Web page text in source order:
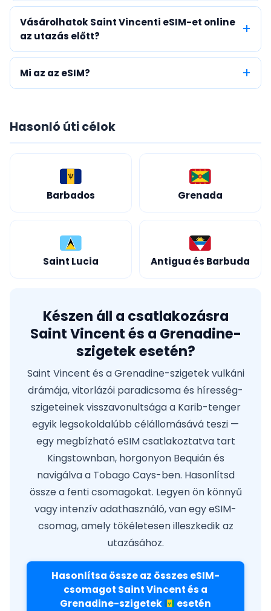
Vásárolhatok Saint Vincenti eSIM-et online
az utazás előtt?
Mi az az eSIM?
Hasonló úti célok
Barbados Grenada
Saint Lucia Antigua és Barbuda
Készen áll a csatlakozásra
Saint Vincent és a Grenadine-
szigetek esetén?
Saint Vincent és a Grenadine-szigetek vulkáni
drámája, vitorlázói paradicsoma és híresség-
szigeteinek visszavonultsága a Karib-tenger
egyik legsokoldalúbb célállomásává teszi —
egy megbízható eSIM csatlakoztatva tart
Kingstownban, horgonyon Bequián és
navigálva a Tobago Cays-ben. Hasonlítsd
össze a fenti csomagokat. Legyen ön könnyű
vagy intenzív adathasználó, van egy eSIM-
csomag, amely tökéletesen illeszkedik az
utazásához.
Hasonlítsa össze az összes eSIM-
csomagot Saint Vincent és a
Grenadine-szigetek
esetén